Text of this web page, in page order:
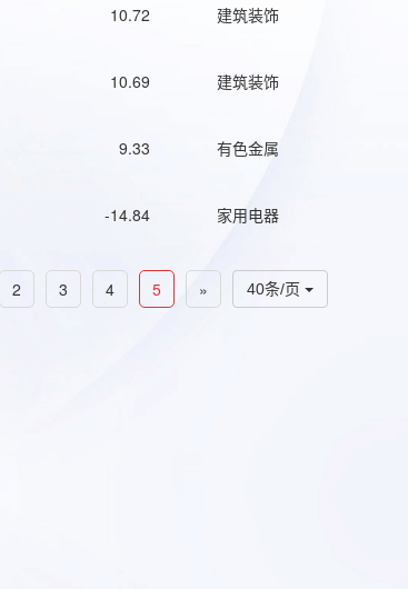
10.72 建筑装饰
10.69 建筑装饰
9.33 有色金属
-14.84 家用电器
40条/页
2 3 4 5 »